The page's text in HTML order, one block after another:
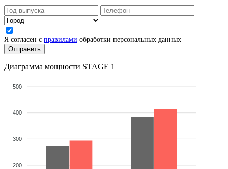
Я согласен с правилами обработки персональных данных
Диаграмма мощности STAGE 1
500
400
300
200